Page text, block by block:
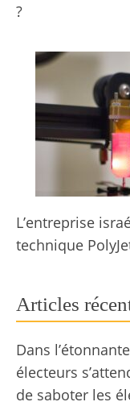
?
L’entreprise
technique
Articles
Dans
électeurs
de saboter les